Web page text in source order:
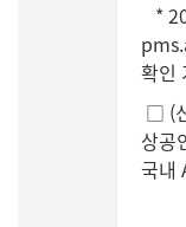
*
확인
□ (
상공
국내
(